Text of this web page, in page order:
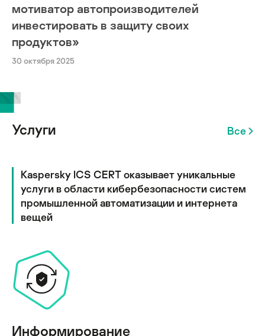
мотиватор автопроизводителей
инвестировать в защиту своих
продуктов»
30 октября 2025
Услуги Все
Kaspersky ICS CERT оказывает уникальные
услуги в области кибербезопасности систем
промышленной автоматизации и интернета
вещей
Информирование